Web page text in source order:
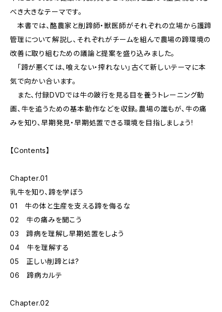
べき大きなテーマです。
本書では、酪農家と削蹄師・獣医師がそれぞれの立場から護蹄
管理について解説し、それぞれがチームを組んで農場の蹄環境の
改善に取り組むための議論と提案を盛り込みました。
「蹄が悪くては、喰えない・搾れない」――古くて新しいテーマに本
気で向かい合います。
また、付録DVDでは牛の跛行を見る目を養うトレーニング動
画、牛を追うための基本動作などを収録。農場の誰もが、牛の痛
みを知り、早期発見・早期処置できる環境を目指しましょう!
【Contents】
Chapter.01
乳牛を知り、蹄を学ぼう
01 牛の体と生産を支える蹄を侮るな
02 牛の痛みを聞こう
03 蹄病を理解し早期処置をしよう
04 牛を理解する
05 正しい削蹄とは?
06 蹄病カルテ
Chapter.02